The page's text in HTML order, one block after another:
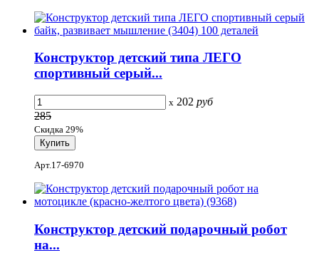
Конструктор детский типа ЛЕГО
спортивный серый...
x 202 руб
285
Скидка 29%
Арт.17-6970
Конструктор детский подарочный робот
на...